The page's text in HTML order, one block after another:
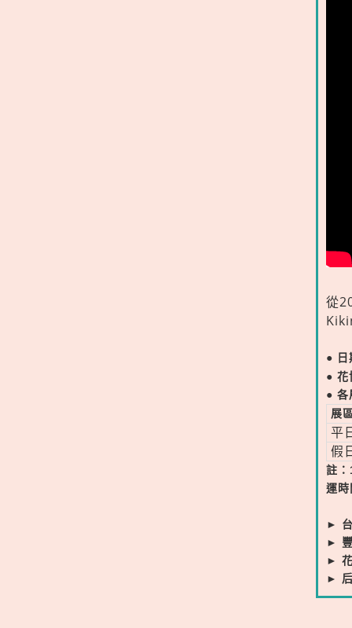
從
● 日
● 花
● 各
展
平
假
註
運時
►
►
►
►